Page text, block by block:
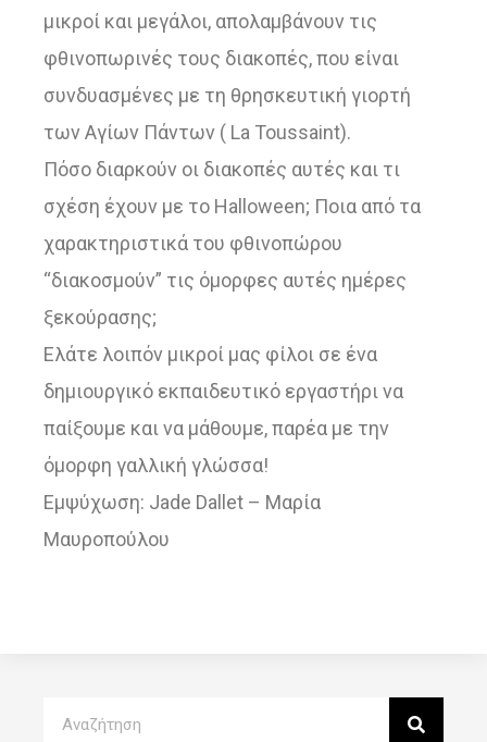
μικροί και μεγάλοι, απολαμβάνουν τις
φθινοπωρινές τους διακοπές, που είναι
συνδυασμένες με τη θρησκευτική γιορτή
των Αγίων Πάντων ( La Toussaint).
Πόσο διαρκούν οι διακοπές αυτές και τι
σχέση έχουν με το Halloween; Ποια από τα
χαρακτηριστικά του φθινοπώρου
“διακοσμούν” τις όμορφες αυτές ημέρες
ξεκούρασης;
Ελάτε λοιπόν μικροί μας φίλοι σε ένα
δημιουργικό εκπαιδευτικό εργαστήρι να
παίξουμε και να μάθουμε, παρέα με την
όμορφη γαλλική γλώσσα!
Εμψύχωση: Jade Dallet – Μαρία
Μαυροπούλου